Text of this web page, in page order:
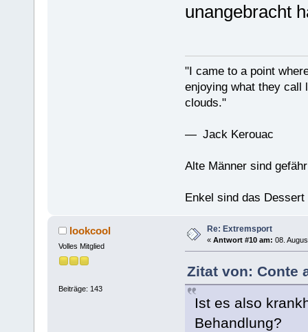
unangebracht
"I came to a point
enjoying what they call
clouds."
— Jack Kerouac
Alte Männer sind
Enkel sind das
lookcool
Volles Mitglied
Beiträge: 143
Re: Extremsport
« Antwort #10 am: 08.
Zitat von: Conte
Ist es also
Behandlung?